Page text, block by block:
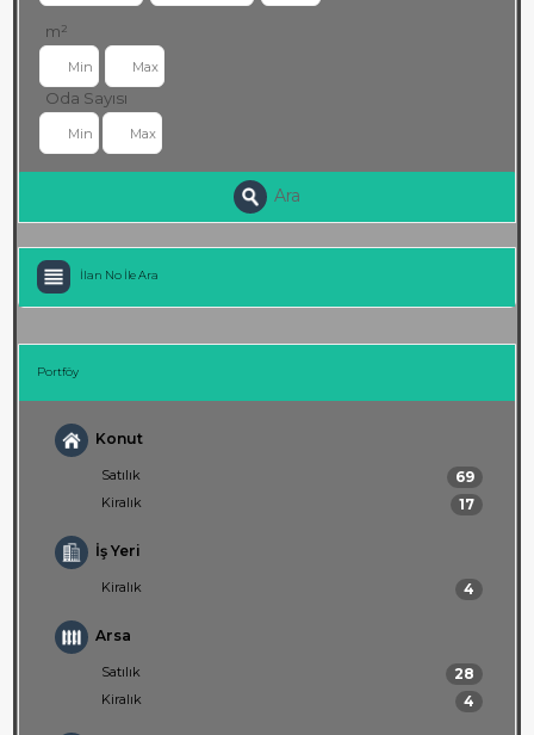
m²
Oda Sayısı
Ara
İlan No İle Ara
Portföy
Konut
Satılık 69
Kiralık 17
İş Yeri
Kiralık 4
Arsa
Satılık 28
Kiralık 4